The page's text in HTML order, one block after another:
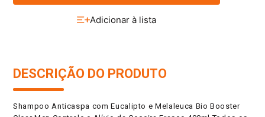
DESCRIÇÃO DO PRODUTO
Shampoo Anticaspa com Eucalipto e Melaleuca Bio Booster